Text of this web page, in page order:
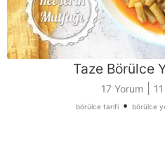
Taze Börülce
17 Yorum
börülce tarifi• börülce